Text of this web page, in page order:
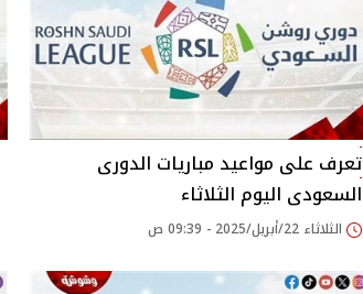
تعرف على مواعيد مباريات الدورى
السعودى اليوم الثلاثاء
الثلاثاء 22/أبريل/2025 - 09:39 ص